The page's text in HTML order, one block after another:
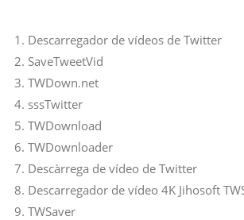
Descarregador de vídeos de Twitter
SaveTweetVid
TWDown.net
sssTwitter
TWDownload
TWDownloader
Descàrrega de vídeo de Twitter
Descarregador de vídeo 4K Jihosoft
TWSaver